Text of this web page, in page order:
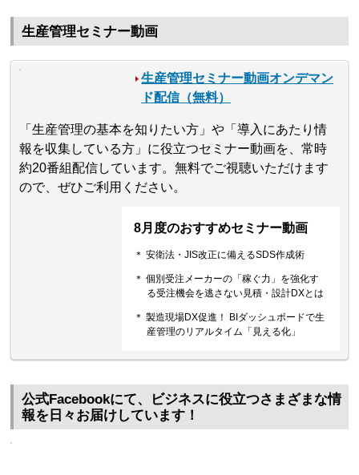
生産管理セミナー動画
生産管理セミナー動画オンデマン
ド配信（無料）
「生産管理の基本を知りたい方」や「導入にあたり情
報を収集している方」に役立つセミナー動画を、常時
約20番組配信しています。無料でご視聴いただけます
ので、ぜひご利用ください。
8月度のおすすめセミナー動画
＊ 安衛法・JIS改正に備えるSDS作成術
＊ 個別受注メーカーの「稼ぐ力」を強化す
る受注機会を逃さない見積・設計DXとは
＊ 製造現場DX促進！ BIダッシュボードで生
産管理のリアルタイム「見える化」
公式Facebookにて、ビジネスに役立つさまざまな情
報を日々お届けしています！